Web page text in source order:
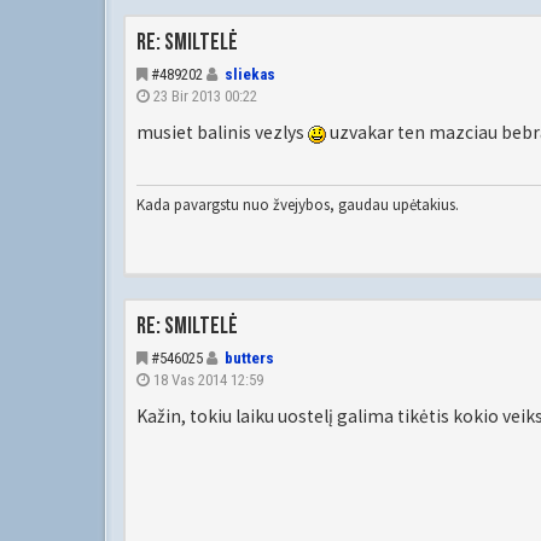
Re: Smiltelė
#489202
sliekas
23 Bir 2013 00:22
musiet balinis vezlys uzvakar ten mazciau
Kada pavargstu nuo žvejybos, gaudau upėtakius.
Re: Smiltelė
#546025
butters
18 Vas 2014 12:59
Kažin, tokiu laiku uostelį galima tikėtis kokio